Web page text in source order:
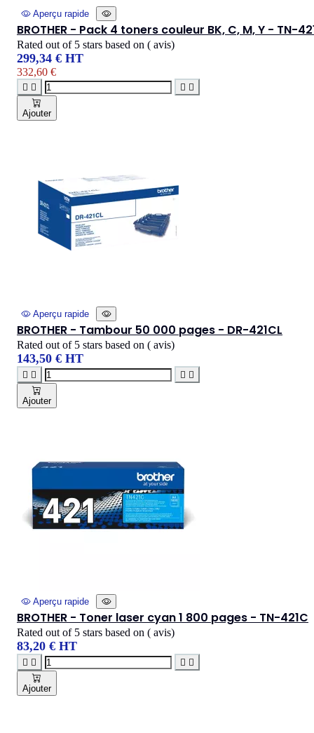
Aperçu rapide
BROTHER - Pack 4 toners couleur BK, C, M, Y - TN-
Rated out of 5 stars based on ( avis)
299,34 € HT
332,60 €
   
Ajouter
Aperçu rapide
BROTHER - Tambour 50 000 pages - DR-421CL
Rated out of 5 stars based on ( avis)
143,50 € HT
   
Ajouter
Aperçu rapide
BROTHER - Toner laser cyan 1 800 pages - TN-421C
Rated out of 5 stars based on ( avis)
83,20 € HT
   
Ajouter